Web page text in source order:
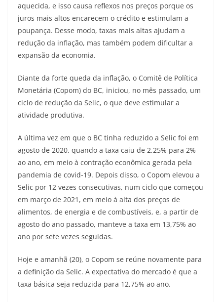
aquecida, e isso causa reflexos nos preços porque os
juros mais altos encarecem o crédito e estimulam a
poupança. Desse modo, taxas mais altas ajudam a
redução da inflação, mas também podem dificultar a
expansão da economia.
Diante da forte queda da inflação, o Comitê de Política
Monetária (Copom) do BC, iniciou, no mês passado, um
ciclo de redução da Selic, o que deve estimular a
atividade produtiva.
A última vez em que o BC tinha reduzido a Selic foi em
agosto de 2020, quando a taxa caiu de 2,25% para 2%
ao ano, em meio à contração econômica gerada pela
pandemia de covid-19. Depois disso, o Copom elevou a
Selic por 12 vezes consecutivas, num ciclo que começou
em março de 2021, em meio à alta dos preços de
alimentos, de energia e de combustíveis, e, a partir de
agosto do ano passado, manteve a taxa em 13,75% ao
ano por sete vezes seguidas.
Hoje e amanhã (20), o Copom se reúne novamente para
a definição da Selic. A expectativa do mercado é que a
taxa básica seja reduzida para 12,75% ao ano.